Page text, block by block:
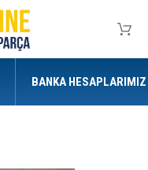
BANKA HESAPLARIMIZ